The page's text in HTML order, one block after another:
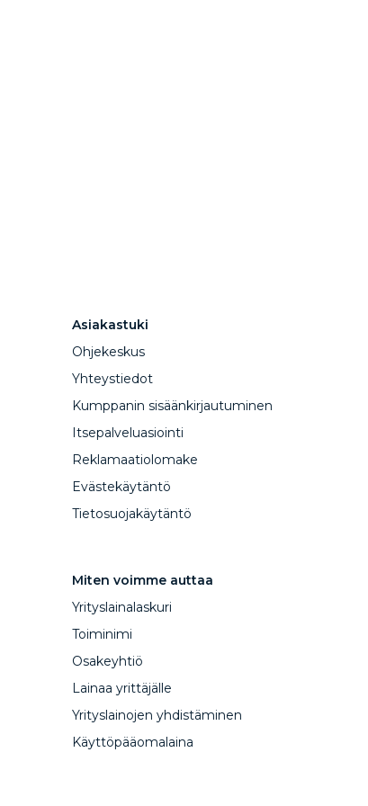
Asiakastuki
Ohjekeskus
Yhteystiedot
Kumppanin sisäänkirjautuminen
Itsepalveluasiointi
Reklamaatiolomake
Evästekäytäntö
Tietosuojakäytäntö
Miten voimme auttaa
Yrityslainalaskuri
Toiminimi
Osakeyhtiö
Lainaa yrittäjälle
Yrityslainojen yhdistäminen
Käyttöpääomalaina